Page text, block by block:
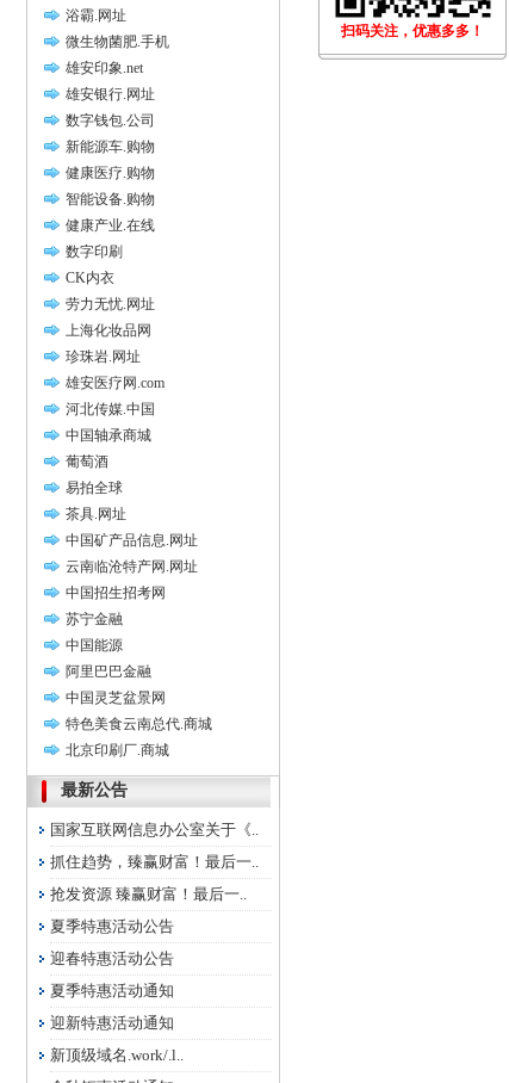
扫码关注，优惠多多！
浴霸.网址
微生物菌肥.手机
雄安印象.net
雄安银行.网址
数字钱包.公司
新能源车.购物
健康医疗.购物
智能设备.购物
健康产业.在线
数字印刷
CK内衣
劳力无忧.网址
上海化妆品网
珍珠岩.网址
雄安医疗网.com
河北传媒.中国
中国轴承商城
葡萄酒
易拍全球
茶具.网址
中国矿产品信息.网址
云南临沧特产网.网址
中国招生招考网
苏宁金融
中国能源
阿里巴巴金融
中国灵芝盆景网
特色美食云南总代.商城
北京印刷厂.商城
最新公告
国家互联网信息办公室关于《..
抓住趋势，臻赢财富！最后一..
抢发资源 臻赢财富！最后一..
夏季特惠活动公告
迎春特惠活动公告
夏季特惠活动通知
迎新特惠活动通知
新顶级域名.work/.l..